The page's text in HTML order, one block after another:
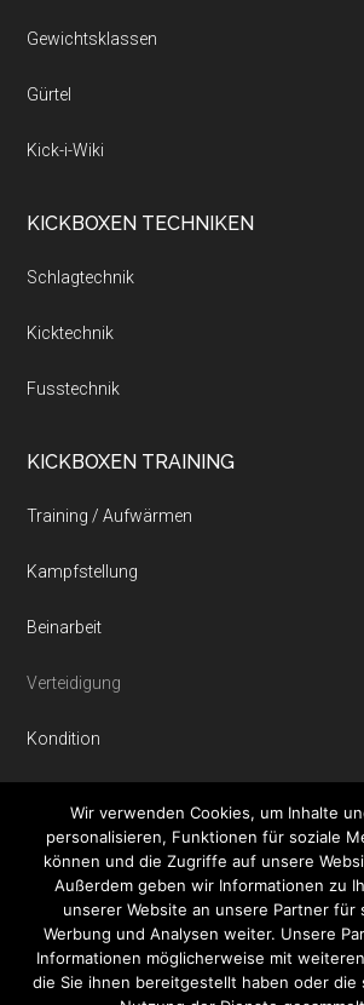
Gewichtsklassen
Gürtel
Kick-i-Wiki
KICKBOXEN TECHNIKEN
Schlagtechnik
Kicktechnik
Fusstechnik
KICKBOXEN TRAINING
Training / Aufwärmen
Kampfstellung
Beinarbeit
Verteidigung
Kondition
© 2026 Kickboxxen.de · Aktuelles
Kickboxen Übungen - Kickboxen
Wir verwenden Cookies, um Inhalte
personalisieren, Funktionen für soziale
können und die Zugriffe auf unsere
Außerdem geben wir Informationen zu
unserer Website an unsere Partner für
Werbung und Analysen weiter. Unsere
Informationen möglicherweise mit
die Sie ihnen bereitgestellt haben oder die